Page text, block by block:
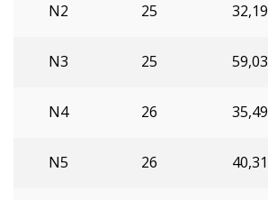
N2 25 32,19
N3 25 59,03
N4 26 35,49
N5 26 40,31